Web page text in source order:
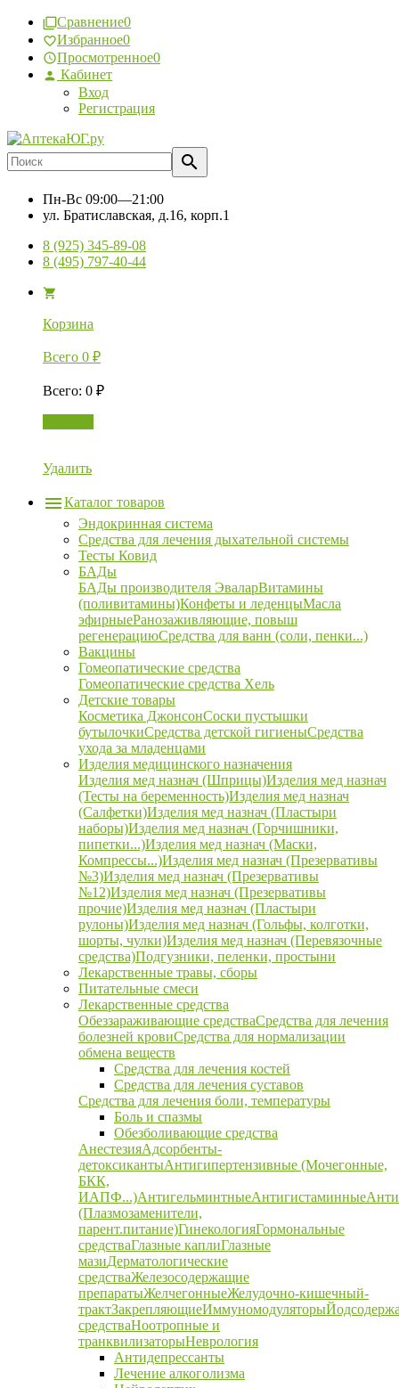
Сравнение0
Избранное0
Просмотренное0
Кабинет
Вход
Регистрация
Пн-Вс 09:00—21:00
ул. Братиславская, д.16, корп.1
8 (925) 345-89-08
8 (495) 797-40-44
Корзина
Всего 0 ₽
Всего: 0 ₽
Удалить
Каталог товаров
Эндокринная система
Средства для лечения дыхательной системы
Тесты Ковид
БАДы
БАДы производителя ЭваларВитамины
(поливитамины)Конфеты и леденцыМасла
эфирныеРанозаживляющие, повыш
регенерациюСредства для ванн (соли, пенки...)
Вакцины
Гомеопатические средства
Гомеопатические средства Хель
Детские товары
Косметика ДжонсонСоски пустышки
бутылочкиСредства детской гигиеныСредства
ухода за младенцами
Изделия медицинского назначения
Изделия мед назнач (Шприцы)Изделия мед назнач
(Тесты на беременность)Изделия мед назнач
(Салфетки)Изделия мед назнач (Пластыри
наборы)Изделия мед назнач (Горчишники,
пипетки...)Изделия мед назнач (Маски,
Компрессы...)Изделия мед назнач (Презервативы
№3)Изделия мед назнач (Презервативы
№12)Изделия мед назнач (Презервативы
прочие)Изделия мед назнач (Пластыри
рулоны)Изделия мед назнач (Гольфы, колготки,
шорты, чулки)Изделия мед назнач (Перевязочные
средства)Подгузники, пеленки, простыни
Лекарственные травы, сборы
Питательные смеси
Лекарственные средства
Обеззараживающие средстваСредства для лечения
болезней кровиСредства для нормализации
обмена веществ
Средства для лечения костей
Средства для лечения суставов
Средства для лечения боли, температуры
Боль и спазмы
Обезболивающие средства
АнестезияАдсорбенты-
детоксикантыАнтигипертензивные (Мочегонные,
БКК,
ИАПФ...)АнтигельминтныеАнтигистаминные
(Плазмозаменители,
парент.питание)ГинекологияГормональные
средстваГлазные каплиГлазные
мазиДерматологические
средстваЖелезосодержащие
препаратыЖелчегонныеЖелудочно-кишечный-
трактЗакрепляющиеИммуномодуляторы
средстваНоотропные и
транквилизаторыНеврология
Антидепрессанты
Лечение алкоголизма